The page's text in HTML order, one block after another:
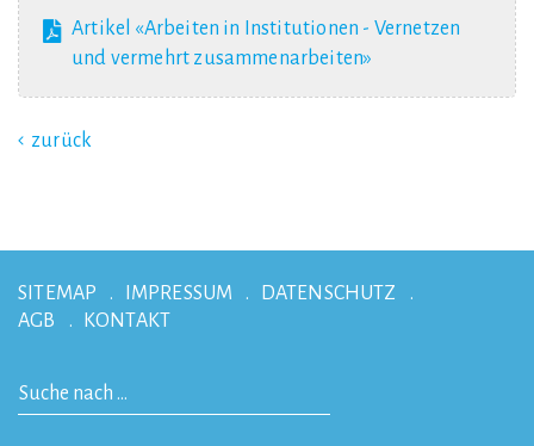
Artikel «Arbeiten in Institutionen - Vernetzen
und vermehrt zusammenarbeiten»
zurück
SITEMAP IMPRESSUM
DATENSCHUTZ
AGB
KONTAKT